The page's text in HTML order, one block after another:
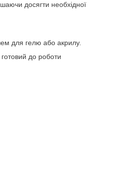
досягти необхідної
для гелю або акрилу.
до роботи